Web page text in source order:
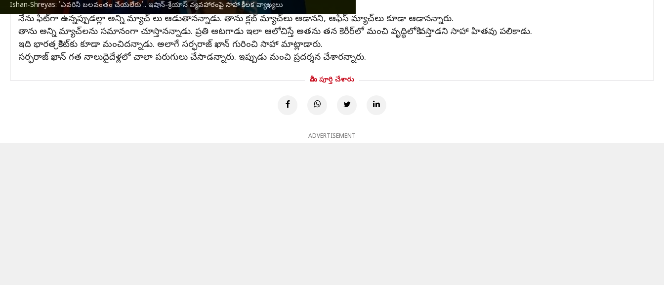
Ishan-Shreyas: 'ఎవరినీ బలవంతం చేయలేరు'.. ఇషాన్-శ్రేయాస్‌ వ్యవహారంపై సాహా కీలక వ్యాఖ్యలు
ఒక క్రికెటర్ ప్రతి మ్యాచ్‌కు సమానమైన ప్రాముఖ్యత ఇవ్వాలని సాహా చెప్పాడు.
నేను ఫిట్‌గా ఉన్నప్పుడల్లా అన్ని మ్యాచ్ లు ఆడుతానన్నాడు. తాను క్లబ్ మ్యాచ్‌లు ఆడానని, ఆఫీస్ మ్యాచ్‌లు కూడా ఆడానన్నారు.
తాను అన్ని మ్యాచ్‌లను సమానంగా చూస్తానన్నాడు. ప్రతి ఆటగాడు ఇలా ఆలోచిస్తే అతను తన కెరీర్‌లో మంచి వృద్ధిలోకి వస్తాడని సాహా హితవు పలికాడు.
ఇది భారత క్రికెట్‌కు కూడా మంచిదన్నాడు. అలాగే సర్ఫరాజ్ ఖాన్ గురించి సాహా మాట్లాడారు.
సర్ఫరాజ్ ఖాన్ గత నాలుదైదేళ్లలో చాలా పరుగులు చేసాడన్నారు. ఇప్పుడు మంచి ప్రదర్శన చేశారన్నారు.
మీరు పూర్తి చేశారు
ADVERTISEMENT